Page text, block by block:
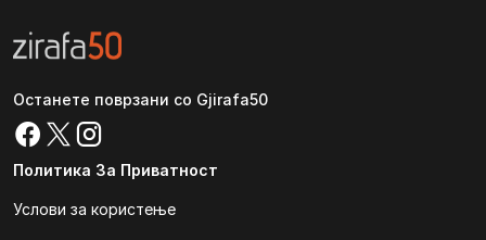
Останете поврзани со Gjirafa50
Политика За Приватност
Услови за користење